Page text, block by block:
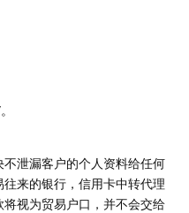
泄漏客户的个人资料给任何
来的银行，信用卡中转代理
视为贸易户口，并不会交给